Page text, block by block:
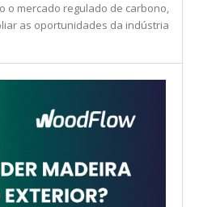
o mercado regulado de carbono,
as oportunidades da indústria